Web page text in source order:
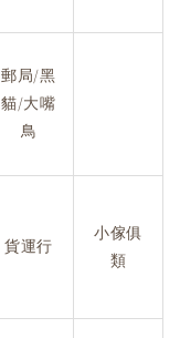
郵局/黑
貓/大嘴
鳥
貨運行
小傢俱
類